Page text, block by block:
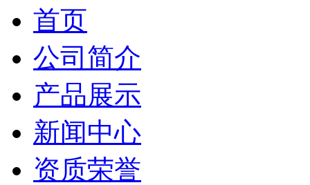
首页
公司简介
产品展示
新闻中心
资质荣誉